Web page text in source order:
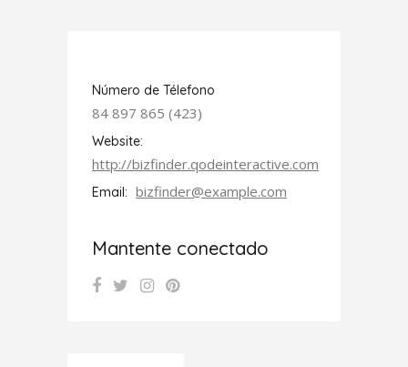
Número de Télefono
84 897 865 (423)
Website:
http://bizfinder.qodeinteractive.com
Email: bizfinder@example.com
Mantente conectado